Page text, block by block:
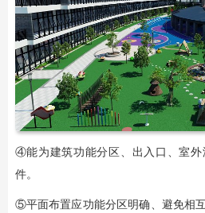
④能为建筑功能分区、出入口、室外
件。
⑤平面布置应功能分区明确、避免相